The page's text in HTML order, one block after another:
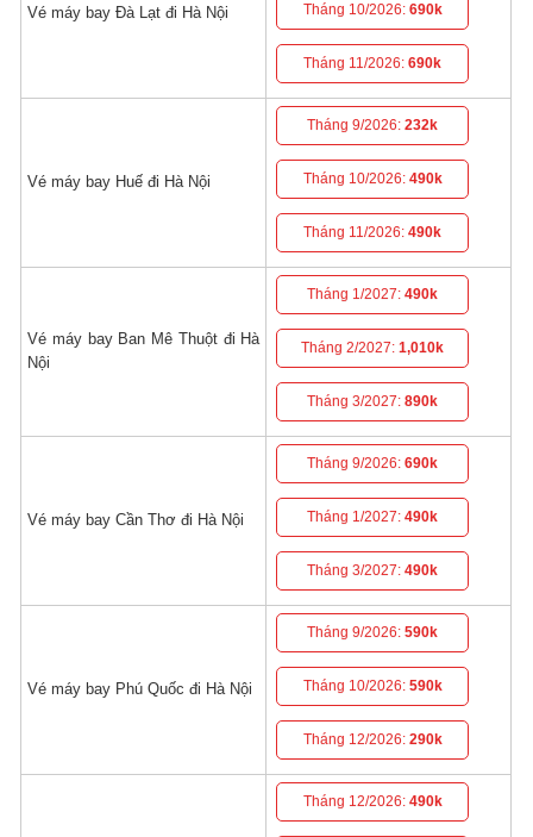
Vé máy bay Đà Lạt đi Hà Nội Tháng 10/2026: 690k
Tháng 11/2026:690k
Vé máy bay Huế đi Hà Nội
Tháng 9/2026:232k
Tháng 10/2026: 490k
Tháng 11/2026:490k
Vé máy bay Ban Mê Thuột đi Hà
Nội
Tháng 1/2027:490k
Tháng 2/2027:1,010k
Tháng 3/2027:890k
Vé máy bay Cần Thơ đi Hà Nội
Tháng 9/2026:690k
Tháng 1/2027:490k
Tháng 3/2027:490k
Vé máy bay Phú Quốc đi Hà Nội
Tháng 9/2026:590k
Tháng 10/2026: 590k
Tháng 12/2026: 290k
Tháng 12/2026: 490k